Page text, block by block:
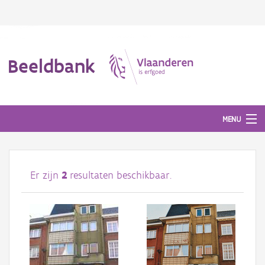
Beeldbank
MENU
Afbeeldingen
#BeeldIndeKijker
Hergebruik
Over ons
Er zijn 2 resultaten beschikbaar.